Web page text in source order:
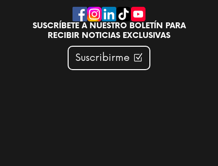
SUSCRÍBETE A NUESTRO BOLETÍN PARA
RECIBIR NOTICIAS EXCLUSIVAS
Suscribirme